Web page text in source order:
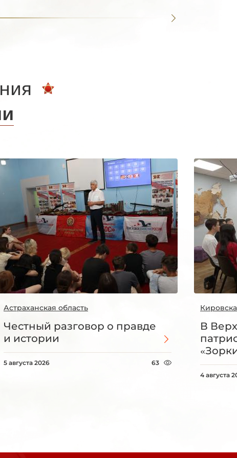
Астраханская область
Честный разговор о правде
и истории
5 августа 2026 63
В
4 августа